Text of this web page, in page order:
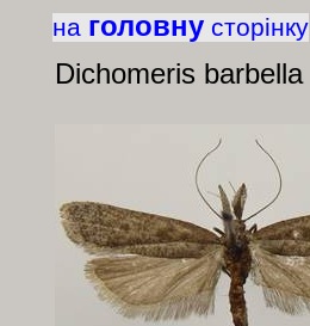
на головну сторінку
Dichomeris barbella